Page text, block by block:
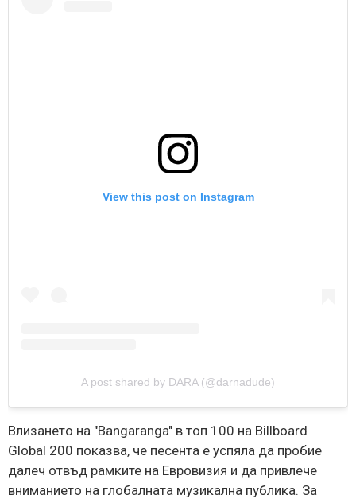
View this post on Instagram
A post shared by DARA (@darnadude)
Влизането на "Bangaranga" в топ 100 на Billboard
Global 200 показва, че песента е успяла да пробие
далеч отвъд рамките на Евровизия и да привлече
вниманието на глобалната музикална публика. За